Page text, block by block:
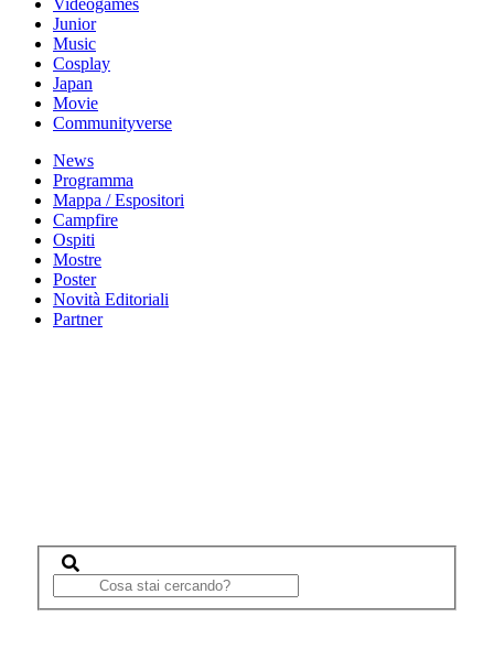
Videogames
Junior
Music
Cosplay
Japan
Movie
Communityverse
News
Programma
Mappa / Espositori
Campfire
Ospiti
Mostre
Poster
Novità Editoriali
Partner